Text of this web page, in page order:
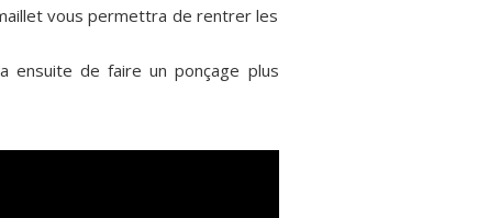
vous permettra de rentrer les
de faire un ponçage plus